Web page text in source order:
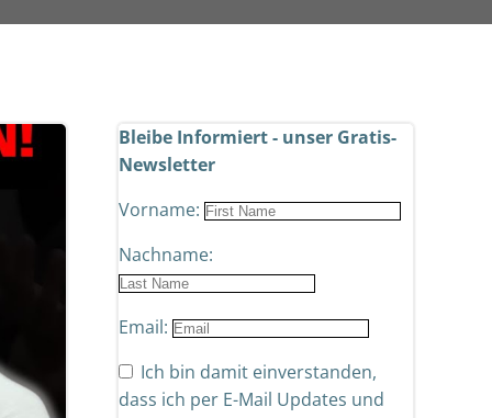
Bleibe Informiert - unser Gratis-
Newsletter
Vorname:
Nachname:
Email:
Ich bin damit einverstanden,
dass ich per E-Mail Updates und